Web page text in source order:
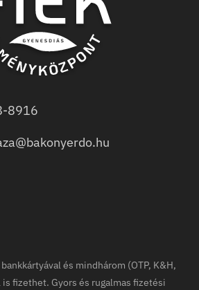
8916
és mindhárom (OTP, K&H,
is fizethet. Gyors és rugalmas fizetési